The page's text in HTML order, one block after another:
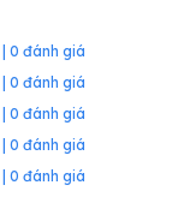
| 0 đánh giá
| 0 đánh giá
| 0 đánh giá
| 0 đánh giá
| 0 đánh giá